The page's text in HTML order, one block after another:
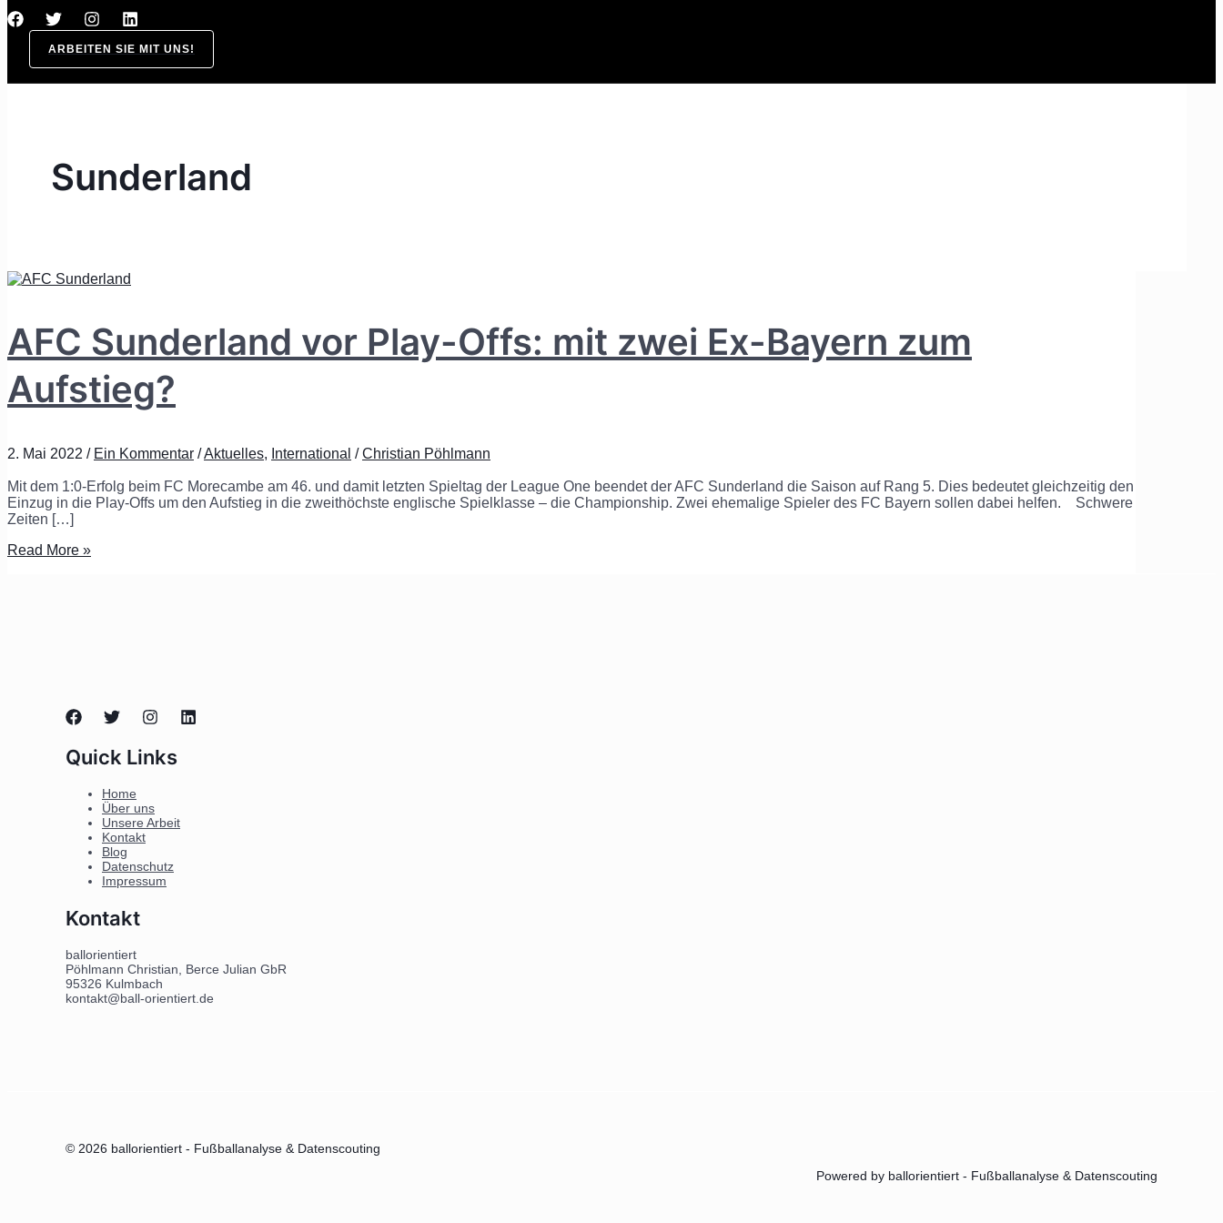
ARBEITEN SIE MIT UNS!
Sunderland
AFC Sunderland vor Play-Offs: mit zwei Ex-Bayern zum
Aufstieg?
2. Mai 2022 / Ein Kommentar /Aktuelles, International /Christian Pöhlmann
Mit dem 1:0-Erfolg beim FC Morecambe am 46. und damit letzten Spieltag der League One beendet der AFC Sunderland die Saison auf Rang 5. Dies bedeutet gleichzeitig den
Einzug in die Play-Offs um den Aufstieg in die zweithöchste englische Spielklasse – die Championship. Zwei ehemalige Spieler des FC Bayern sollen dabei helfen. Schwere
Zeiten […]
Read More »
Quick Links
Home
Über uns
Unsere Arbeit
Kontakt
Blog
Datenschutz
Impressum
Kontakt
ballorientiert
Pöhlmann Christian, Berce Julian GbR
95326 Kulmbach
kontakt@ball-orientiert.de
© 2026 ballorientiert - Fußballanalyse & Datenscouting
Powered by ballorientiert - Fußballanalyse & Datenscouting